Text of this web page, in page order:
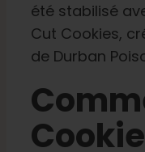
été stabilisé
Cut Cookies,
de Durban